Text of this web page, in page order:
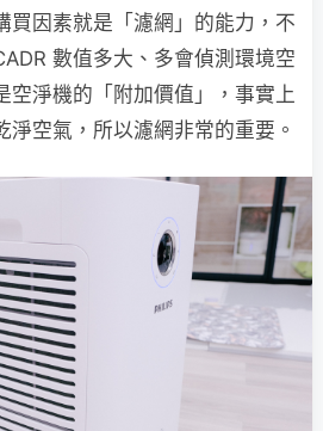
買因素就是「濾網」的能力，不
數值多大、多會偵測環境空
空淨機的「附加價值」，事實上
淨空氣，所以濾網非常的重要。